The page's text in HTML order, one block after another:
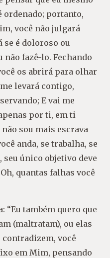
ordenado; portanto,
você não julgará
é doloroso ou
não fazê-lo. Fechando
os abrirá para olhar
levará contigo,
E vai me
por ti, em ti
sou mais escrava
anda, se trabalha, se
seu único objetivo deve
quantas falhas você
“Eu também quero que
(maltratam), ou elas
contradizem, você
em Mim, pensando